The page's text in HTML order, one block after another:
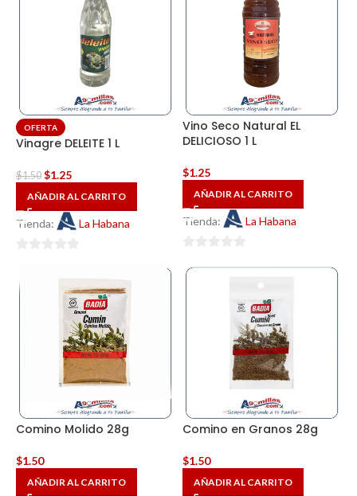
OFERTA
Vinagre DELEITE 1 L
$1.50 $1.25
AÑADIR AL CARRITO
Tienda: La Habana
5
Vino Seco Natural EL
DELICIOSO 1 L
$1.25
AÑADIR AL CARRITO
Tienda: La Habana
de
Comino Molido 28g
$1.50
AÑADIR AL CARRITO
Comino en Granos 28g
$1.50
AÑADIR AL CARRITO